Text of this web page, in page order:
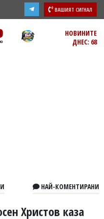
ВАШИЯТ СИГНАЛ
НОВИНИТЕ
ДНЕС: 68
НАЙ-КОМЕНТИРАНИ
Христов каза